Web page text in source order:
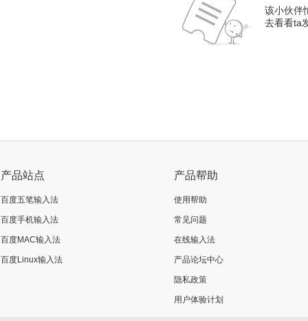
该小伙伴
去看看ta
产品站点
百度五笔输入法
百度手机输入法
百度MAC输入法
百度Linux输入法
产品帮助
使用帮助
常见问题
在线输入法
产品论坛中心
隐私政策
用户体验计划